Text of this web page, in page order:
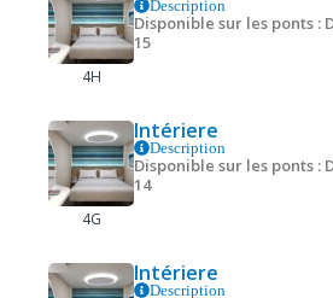
4H
Description
Disponible sur les ponts :
15
4G
Intériere
Description
Disponible sur les ponts :
14
Intériere
Description